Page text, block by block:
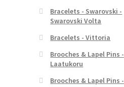
Bracelets - Swarovski -
Swarovski Volta
Bracelets - Vittoria
Brooches & Lapel Pins -
Laatukoru
Brooches & Lapel Pins -